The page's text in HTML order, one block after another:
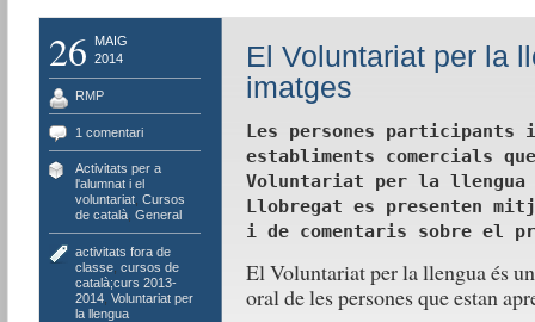
26
MAIG
2014
RMP
1 comentari
Activitats per a
l'alumnat i el
voluntariat, Cursos
de català, General
activitats fora de
classe, cursos de
català;curs 2013-
2014, Voluntariat per
la llengua
El Voluntariat per la
imatges
Les persones
establiments comercials
Voluntariat per la llengua
Llobregat es presenten
i de comentaris sobre el
El Voluntariat per la llengua és
oral de les persones que estan